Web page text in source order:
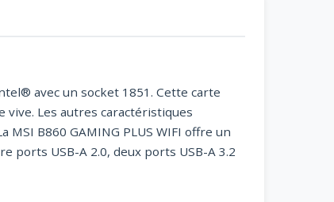
avec un socket 1851. Cette carte
vive. Les autres caractéristiques
B860 GAMING PLUS WIFI offre un
ports USB-A 2.0, deux ports USB-A 3.2